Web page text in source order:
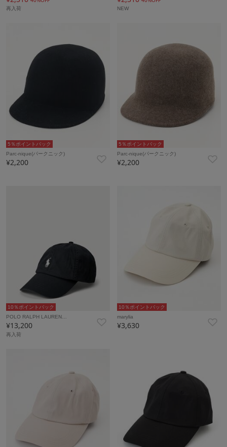
再入荷 NEW
5％ポイントバック
Parc-nique(パークニック)
¥2,200
5％ポイントバック
Parc-nique(パークニック)
¥2,200
10％ポイントバック
POLO RALPH LAUREN…
¥13,200
再入荷
10％ポイントバック
marylia
¥3,630